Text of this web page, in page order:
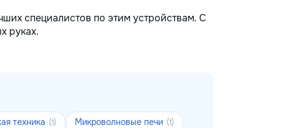
специалистов по этим устройствам. С
руках.
техника (1) Микроволновые печи (1)